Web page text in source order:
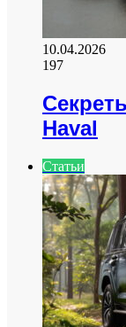
10.04.2026
197
Haval
Статьи